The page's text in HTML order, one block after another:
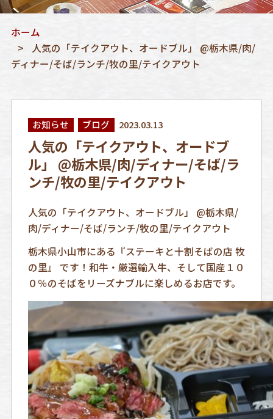
ホーム
人気の「テイクアウト、オードブル」 @栃木県/肉/
ディナー/そば/ランチ/牧の里/テイクアウト
お知らせ ブログ 2023.03.13
人気の「テイクアウト、オードブ
ル」 @栃木県/肉/ディナー/そば/ラ
ンチ/牧の里/テイクアウト
人気の「テイクアウト、オードブル」 @栃木県/
肉/ディナー/そば/ランチ/牧の里/テイクアウト
栃木県小山市にある『ステーキと十割そばの店 牧
の里』 です！和牛・厳選輸入牛、そして国産１０
０％のそばをリーズナブルに楽しめるお店です。